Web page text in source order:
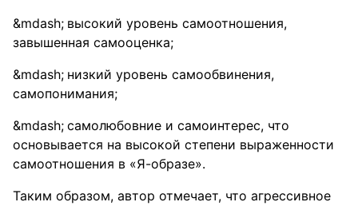
высокий уровень самоотношения,
завышенная самооценка;
низкий уровень самообвинения,
самопонимания;
самолюбовние и самоинтерес, что
основывается на высокой степени выраженности
самоотношения в «Я-образе».
Таким образом, автор отмечает, что агрессивное